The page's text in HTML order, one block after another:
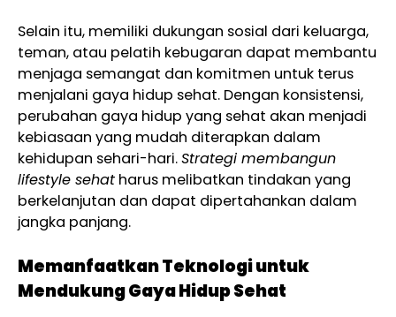
Selain itu, memiliki dukungan sosial dari keluarga,
teman, atau pelatih kebugaran dapat membantu
menjaga semangat dan komitmen untuk terus
menjalani gaya hidup sehat. Dengan konsistensi,
perubahan gaya hidup yang sehat akan menjadi
kebiasaan yang mudah diterapkan dalam
kehidupan sehari-hari.Strategi membangun
lifestyle sehat harus melibatkan tindakan yang
berkelanjutan dan dapat dipertahankan dalam
jangka panjang.
Memanfaatkan Teknologi untuk
Mendukung Gaya Hidup Sehat